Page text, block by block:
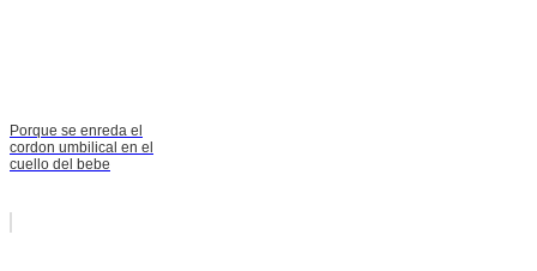
Porque se enreda el
cordon umbilical en el
cuello del bebe